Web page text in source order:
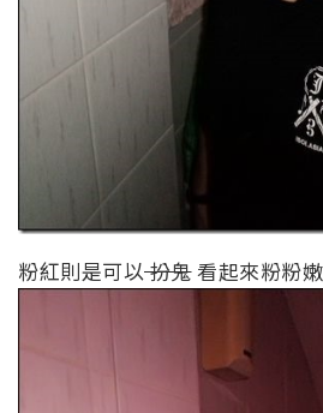
粉紅則是可以扮鬼看起來粉粉嫩